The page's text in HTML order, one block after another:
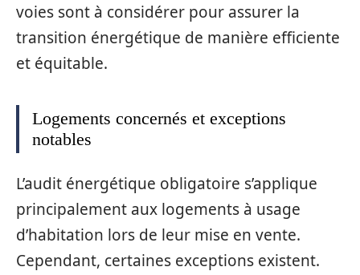
voies sont à considérer pour assurer la
transition énergétique de manière efficiente
et équitable.
Logements concernés et exceptions
notables
L’audit énergétique obligatoire s’applique
principalement aux logements à usage
d’habitation lors de leur mise en vente.
Cependant, certaines exceptions existent.